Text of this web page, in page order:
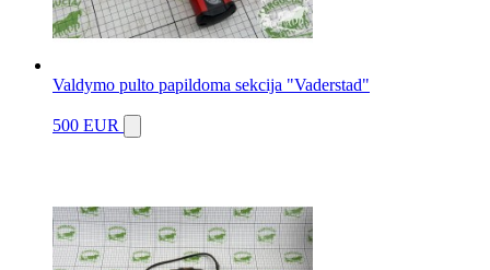
Valdymo pulto papildoma sekcija "Vaderstad"
500 EUR